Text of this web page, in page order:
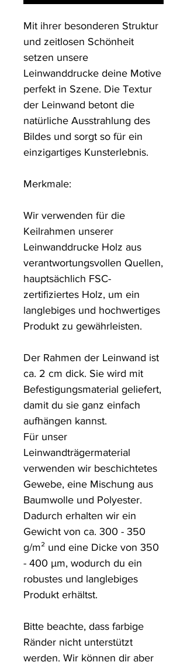
Mit ihrer besonderen Struktur
und zeitlosen Schönheit
setzen unsere
Leinwanddrucke deine Motive
perfekt in Szene. Die Textur
der Leinwand betont die
natürliche Ausstrahlung des
Bildes und sorgt so für ein
einzigartiges Kunsterlebnis.
Merkmale:
Wir verwenden für die
Keilrahmen unserer
Leinwanddrucke Holz aus
verantwortungsvollen Quellen,
hauptsächlich FSC-
zertifiziertes Holz, um ein
langlebiges und hochwertiges
Produkt zu gewährleisten.
Der Rahmen der Leinwand ist
ca. 2 cm dick. Sie wird mit
Befestigungsmaterial geliefert,
damit du sie ganz einfach
aufhängen kannst.
Für unser
Leinwandträgermaterial
verwenden wir beschichtetes
Gewebe, eine Mischung aus
Baumwolle und Polyester.
Dadurch erhalten wir ein
Gewicht von ca. 300 - 350
g/m² und eine Dicke von 350
- 400 µm, wodurch du ein
robustes und langlebiges
Produkt erhältst.
Bitte beachte, dass farbige
Ränder nicht unterstützt
werden. Wir können dir aber